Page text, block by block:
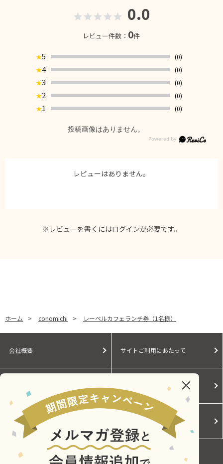
0.0
レビュー件数： 0件
★5
(0)
★4
(0)
★3
(0)
★2
(0)
★1 (0)
投稿画像はありません。
レビューはありません。
※レビューを書くにはログインが必要です。
ホーム > conomichi > レーベルカフェランチ券（1名様）
会社概要 サイトご利用にあたって
Cookieポリシー ご利用規約
お問い合わせ